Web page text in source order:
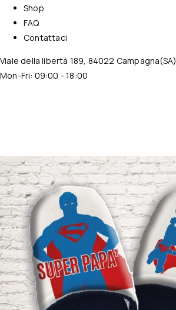
Shop
FAQ
Contattaci
Viale della libertà 189, 84022 Campagna(SA)
Mon-Fri: 09:00 - 18:00